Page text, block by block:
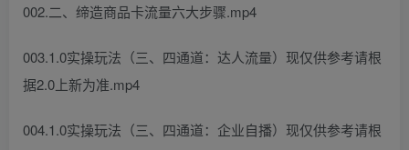
002.二、缔造商品卡流量六大步骤.mp4
003.1.0实操玩法（三、四通道：达人流量）现仅供参考请根
据2.0上新为准.mp4
004.1.0实操玩法（三、四通道：企业自播）现仅供参考请根